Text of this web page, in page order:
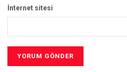
İnternet sitesi